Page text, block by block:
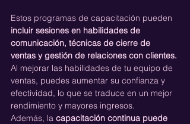
Estos programas de capacitación pueden
incluir sesiones en habilidades de
comunicación, técnicas de cierre de
ventas y gestión de relaciones con clientes.
Al mejorar las habilidades de tu equipo de
ventas, puedes aumentar su confianza y
efectividad, lo que se traduce en un mejor
rendimiento y mayores ingresos.
Además, la capacitación continua puede